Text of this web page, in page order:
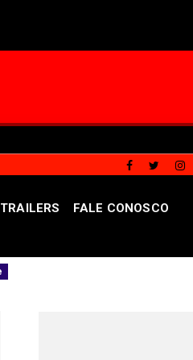
TRAILERS FALE CONOSCO
com mais de mil vagas nas